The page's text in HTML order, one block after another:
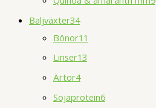
Baljväxter34
Bönor11
Linser13
Ärtor4
Sojaprotein6